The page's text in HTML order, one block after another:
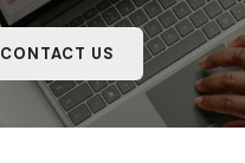
CONTACT US